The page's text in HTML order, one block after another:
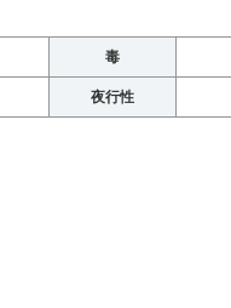
毒
夜行性